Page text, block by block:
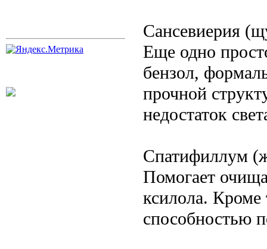
Сансевиерия
Еще одно
бензол,
прочной
недостаток
Спатифиллум
Помогает
ксилола. Кроме
способностью